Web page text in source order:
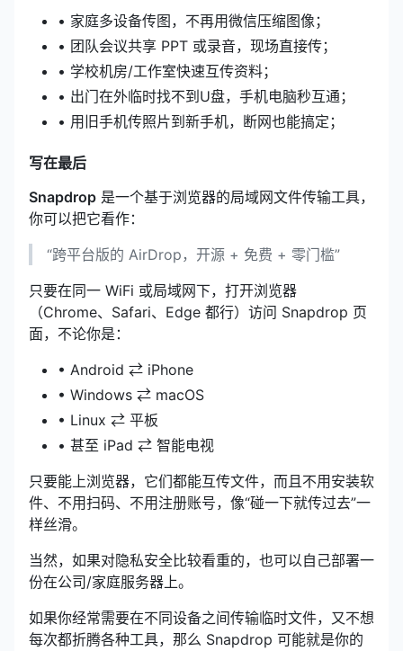
• 家庭多设备传图，不再用微信压缩图像；
• 团队会议共享 PPT 或录音，现场直接传；
• 学校机房/工作室快速互传资料；
• 出门在外临时找不到U盘，手机电脑秒互通；
• 用旧手机传照片到新手机，断网也能搞定；
写在最后
Snapdrop 是一个基于浏览器的局域网文件传输工具，
你可以把它看作：
“跨平台版的 AirDrop，开源 + 免费 + 零门槛”
只要在同一 WiFi 或局域网下，打开浏览器
（Chrome、Safari、Edge 都行）访问 Snapdrop 页
面，不论你是：
• Android ⇄ iPhone
• Windows ⇄ macOS
• Linux ⇄ 平板
• 甚至 iPad ⇄ 智能电视
只要能上浏览器，它们都能互传文件，而且不用安装软
件、不用扫码、不用注册账号，像“碰一下就传过去”一
样丝滑。
当然，如果对隐私安全比较看重的，也可以自己部署一
份在公司/家庭服务器上。
如果你经常需要在不同设备之间传输临时文件，又不想
每次都折腾各种工具，那么 Snapdrop 可能就是你的